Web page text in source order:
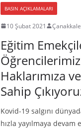
BASIN AÇIKLAMALARI
10 Şubat 2021
Eğitim
Haklarımıza
Sahip
Kovid-19 salgını
hızla yayılmaya devam